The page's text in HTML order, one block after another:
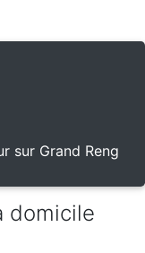
sur Grand Reng
domicile